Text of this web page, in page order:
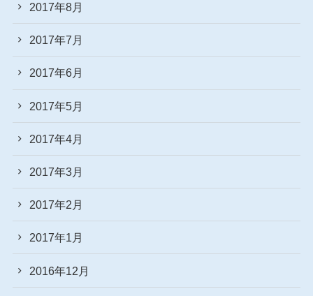
2017年8月
2017年7月
2017年6月
2017年5月
2017年4月
2017年3月
2017年2月
2017年1月
2016年12月